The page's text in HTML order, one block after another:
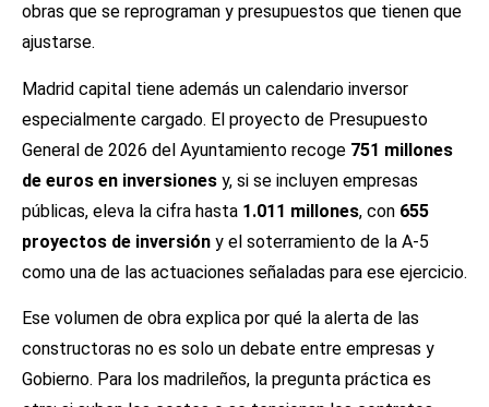
obras que se reprograman y presupuestos que tienen que
ajustarse.
Madrid capital tiene además un calendario inversor
especialmente cargado. El proyecto de Presupuesto
General de 2026 del Ayuntamiento recoge 751 millones
de euros en inversiones y, si se incluyen empresas
públicas, eleva la cifra hasta 1.011 millones, con 655
proyectos de inversión y el soterramiento de la A-5
como una de las actuaciones señaladas para ese ejercicio.
Ese volumen de obra explica por qué la alerta de las
constructoras no es solo un debate entre empresas y
Gobierno. Para los madrileños, la pregunta práctica es